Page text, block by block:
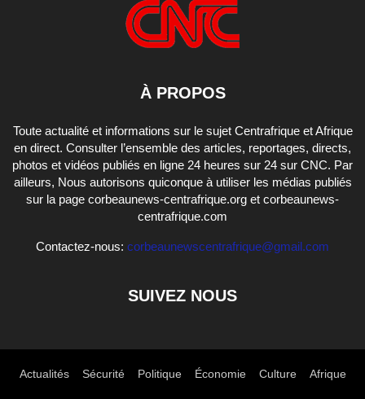
À PROPOS
Toute actualité et informations sur le sujet Centrafrique et Afrique
en direct. Consulter l’ensemble des articles, reportages, directs,
photos et vidéos publiés en ligne 24 heures sur 24 sur CNC. Par
ailleurs, Nous autorisons quiconque à utiliser les médias publiés
sur la page corbeaunews-centrafrique.org et corbeaunews-
centrafrique.com
Contactez-nous: corbeaunewscentrafrique@gmail.com
SUIVEZ NOUS
Actualités Sécurité Politique Économie Culture Afrique